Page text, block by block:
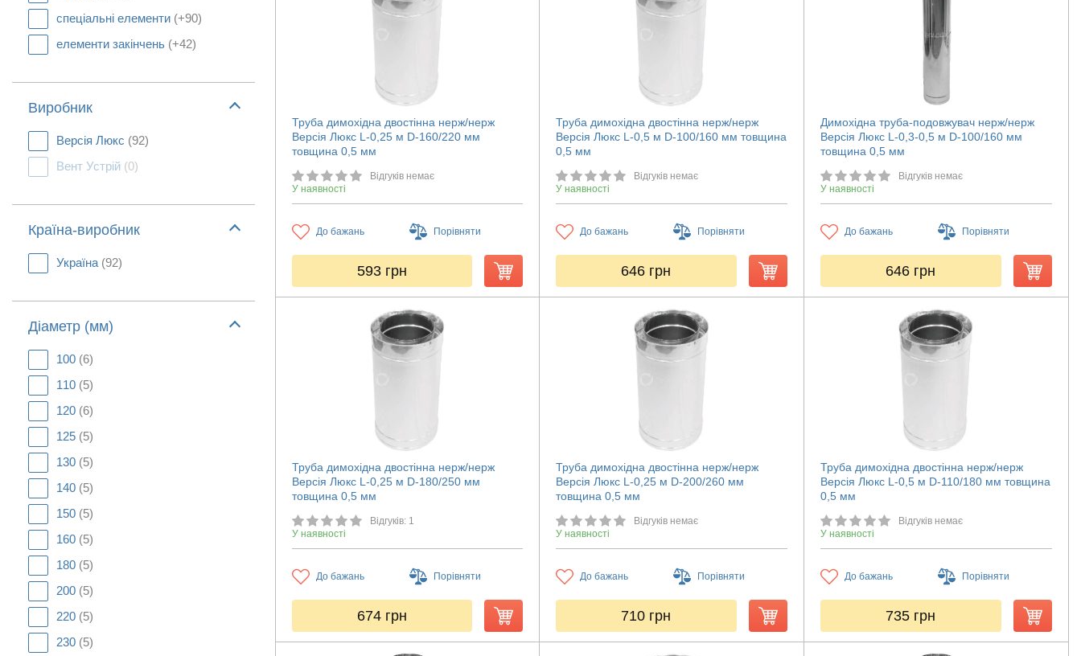
спеціальні елементи (+90)
елементи закінчень (+42)
Виробник
Версія Люкс (92)
Вент Устрій (0)
Країна-виробник
Україна (92)
Діаметр (мм)
100 (6)
110 (5)
120 (6)
125 (5)
130 (5)
140 (5)
150 (5)
160 (5)
180 (5)
200 (5)
220 (5)
230 (5)
Труба димохідна двостінна нерж/нерж
Версія Люкс L-0,25 м D-160/220 мм
товщина 0,5 мм
Відгуків немає
У наявності
До бажань Порівняти
593 грн
Труба димохідна двостінна нерж/нерж
Версія Люкс L-0,5 м D-100/160 мм товщина
0,5 мм
Відгуків немає
У наявності
До бажань Порівняти
646 грн
Димохідна труба-подовжувач нерж/нерж
Версія Люкс L-0,3-0,5 м D-100/160 мм
товщина 0,5 мм
Відгуків немає
У наявності
До бажань Порівняти
646 грн
Труба димохідна двостінна нерж/нерж
Версія Люкс L-0,25 м D-180/250 мм
товщина 0,5 мм
Відгуків: 1
У наявності
До бажань Порівняти
674 грн
Труба димохідна двостінна нерж/нерж
Версія Люкс L-0,25 м D-200/260 мм
товщина 0,5 мм
Відгуків немає
У наявності
До бажань Порівняти
710 грн
Труба димохідна двостінна нерж/нерж
Версія Люкс L-0,5 м D-110/180 мм товщина
0,5 мм
Відгуків немає
У наявності
До бажань Порівняти
735 грн